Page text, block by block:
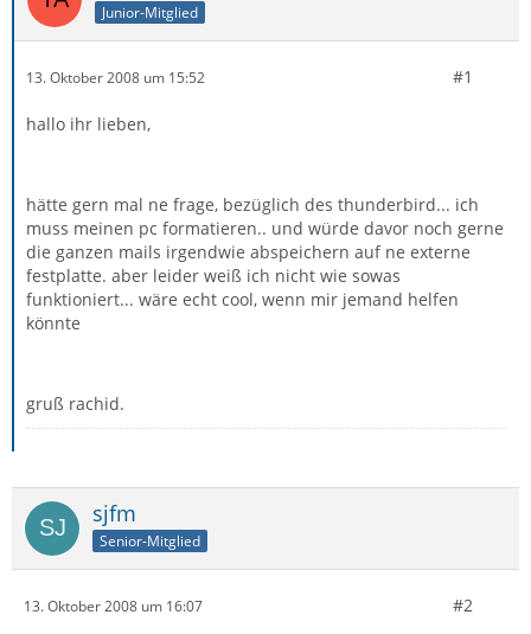
Junior-Mitglied
13. Oktober 2008 um 15:52 #1
hallo ihr lieben,
hätte gern mal ne frage, bezüglich des thunderbird... ich
muss meinen pc formatieren.. und würde davor noch gerne
die ganzen mails irgendwie abspeichern auf ne externe
festplatte. aber leider weiß ich nicht wie sowas
funktioniert... wäre echt cool, wenn mir jemand helfen
könnte
gruß rachid.
sjfm
Senior-Mitglied
13. Oktober 2008 um 16:07 #2